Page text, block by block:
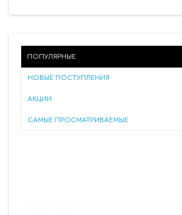
ПОПУЛЯРНЫЕ
НОВЫЕ ПОСТУПЛЕНИЯ
АКЦИИ
САМЫЕ ПРОСМАТРИВАЕМЫЕ